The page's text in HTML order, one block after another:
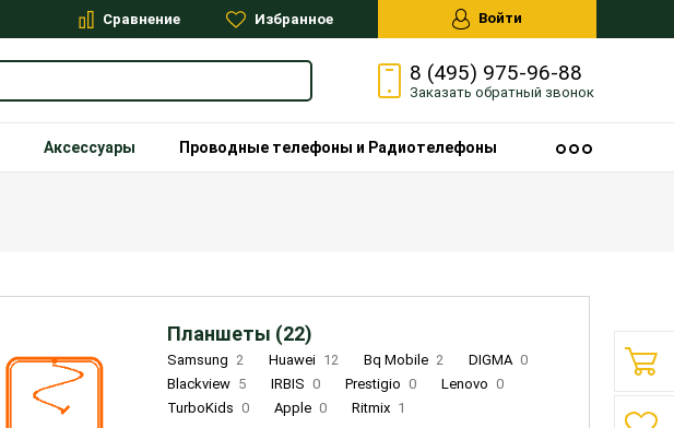
Сравнение Избранное Войти
8 (495) 975-96-88
Заказать обратный звонок
Аксессуары Проводные телефоны и Радиотелефоны
Планшеты (22)
Samsung 2 Huawei 12 Bq Mobile 2 DIGMA 0
Blackview 5 IRBIS 0 Prestigio 0 Lenovo 0
TurboKids 0 Apple 0 Ritmix 1